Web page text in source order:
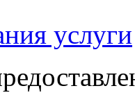
услуги